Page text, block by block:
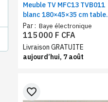
Meuble TV MFC13 TVB011
blanc 180×45×35 cm table
téléviseur avec
compartiments de
rangements
Par : Baye électronique
115 000 F CFA
Livraison GRATUITE
aujourd’hui, 7 août
favorite_border